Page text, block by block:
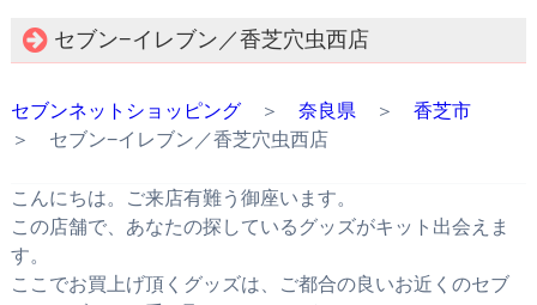
セブン−イレブン／香芝穴虫西店
セブンネットショッピング＞ 奈良県 ＞ 香芝市
＞ セブン−イレブン／香芝穴虫西店
こんにちは。ご来店有難う御座います。
この店舗で、あなたの探しているグッズがキット出会えま
す。
ここでお買上げ頂くグッズは、ご都合の良いお近くのセブ